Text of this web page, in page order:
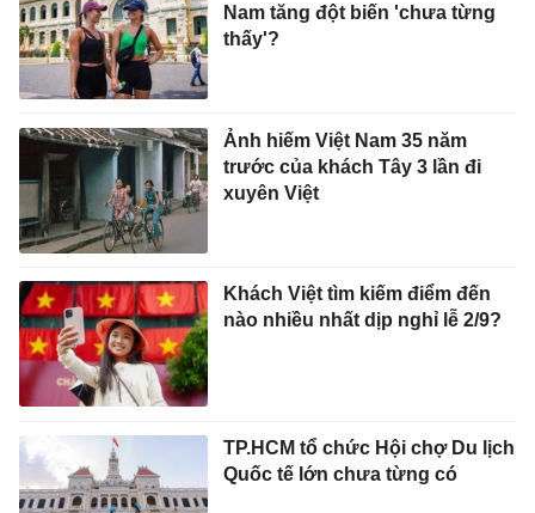
Nam tăng đột biến 'chưa từng
thấy'?
Ảnh hiếm Việt Nam 35 năm
trước của khách Tây 3 lần đi
xuyên Việt
Khách Việt tìm kiếm điểm đến
nào nhiều nhất dịp nghỉ lễ 2/9?
TP.HCM tổ chức Hội chợ Du lịch
Quốc tế lớn chưa từng có